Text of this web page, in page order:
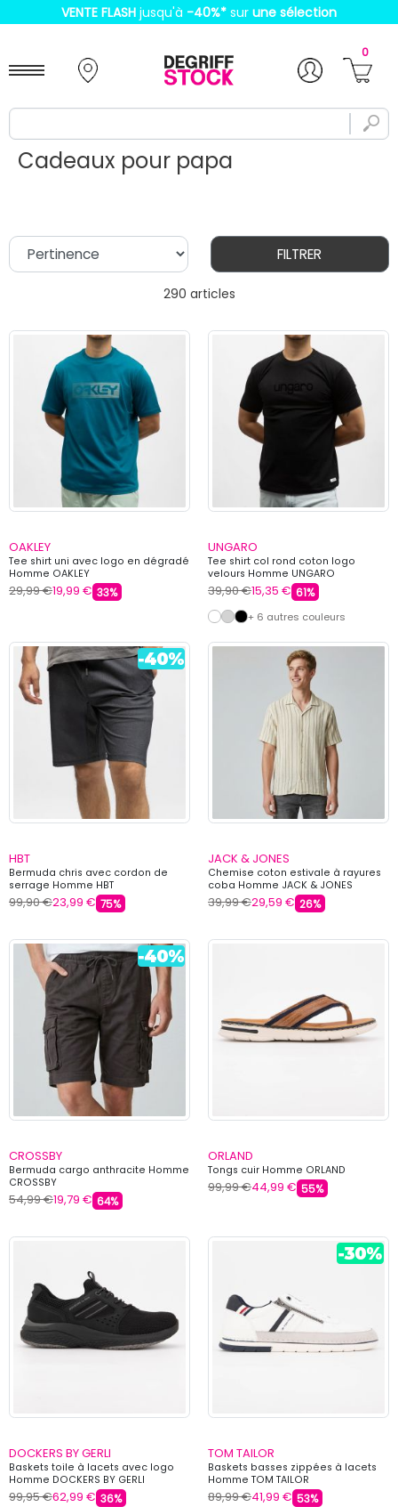
VENTE FLASH jusqu'à -40%* sur une sélection
0
Cadeaux pour papa
290 articles
FILTRER
OAKLEY
Tee shirt uni avec logo en dégradé
Homme OAKLEY
29,99 €19,99 € 33%
UNGARO
Tee shirt col rond coton logo
velours Homme UNGARO
39,90 €15,35 € 61%
+ 6 autres couleurs
HBT
Bermuda chris avec cordon de
serrage Homme HBT
99,90 €23,99 € 75%
JACK & JONES
Chemise coton estivale à rayures
coba Homme JACK & JONES
39,99 €29,59 € 26%
CROSSBY
Bermuda cargo anthracite Homme
CROSSBY
54,99 €19,79 € 64%
ORLAND
Tongs cuir Homme ORLAND
99,99 €44,99 € 55%
DOCKERS BY GERLI
Baskets toile à lacets avec logo
Homme DOCKERS BY GERLI
99,95 €62,99 € 36%
TOM TAILOR
Baskets basses zippées à lacets
Homme TOM TAILOR
89,99 €41,99 € 53%